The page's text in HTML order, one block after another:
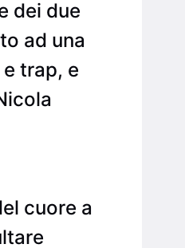
dei due
ad una
trap, e
cuore a